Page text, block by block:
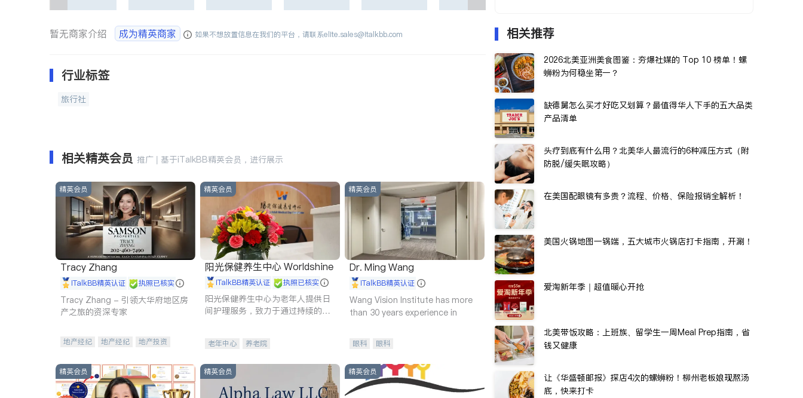
暂无商家介绍 成为精英商家 如果不想放置信息在我们的平台，请联系elite.sales@italkbb.com
行业标签
旅行社
相关精英会员 推广 | 基于iTalkBB精英会员，进行展示
精英会员
Tracy Zhang
iTalkBB精英认证 执照已核实
Tracy Zhang - 引领大华府地区房
产之旅的资深专家
地产经纪 地产经纪
地产投资
精英会员
阳光保健养生中心 Worldshine
iTalkBB精英认证 执照已核实
阳光保健养生中心为老年人提供日
间护理服务，致力于通过持续的护
老年中心 养老院
精英会员
Dr. Ming Wang
iTalkBB精英认证
Wang Vision Institute has more
than 30 years experience in
眼科 眼科
精英会员 精英会员 精英会员
相关推荐
2026北美亚洲美食图鉴：夯爆社媒的 Top 10 榜单！螺
蛳粉为何稳坐第一？
缺德舅怎么买才好吃又划算？最值得华人下手的五大品类
产品清单
头疗到底有什么用？北美华人最流行的6种减压方式（附
防脱/缓失眠攻略）
在美国配眼镜有多贵？流程、价格、保险报销全解析！
美国火锅地图一锅端，五大城市火锅店打卡指南，开涮！
爱淘新年季｜超值暖心开抢
北美带饭攻略：上班族、留学生一周Meal Prep指南，省
钱又健康
让《华盛顿邮报》探店4次的螺蛳粉！柳州老板娘现熬汤
底，快来打卡